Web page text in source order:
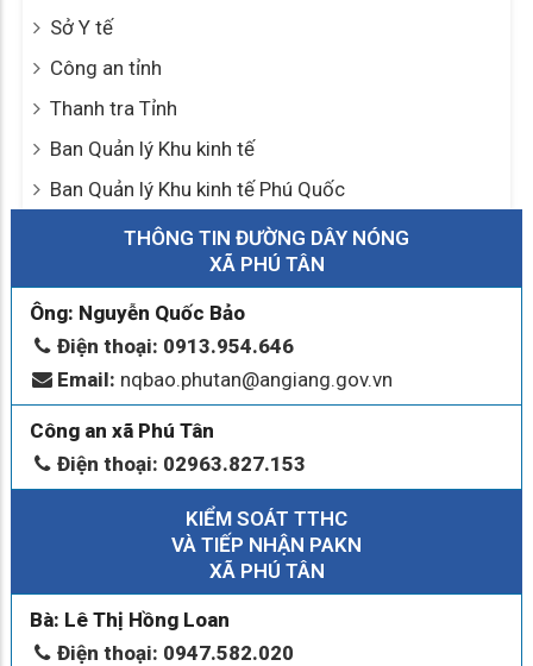
Sở Y tế
Công an tỉnh
Thanh tra Tỉnh
Ban Quản lý Khu kinh tế
Ban Quản lý Khu kinh tế Phú Quốc
THÔNG TIN ĐƯỜNG DÂY NÓNG
XÃ PHÚ TÂN
Ông: Nguyễn Quốc Bảo
Điện thoại: 0913.954.646
Email: nqbao.phutan@angiang.gov.vn
Công an xã Phú Tân
Điện thoại: 02963.827.153
KIỂM SOÁT TTHC
VÀ TIẾP NHẬN PAKN
XÃ PHÚ TÂN
Bà: Lê Thị Hồng Loan
Điện thoại: 0947.582.020